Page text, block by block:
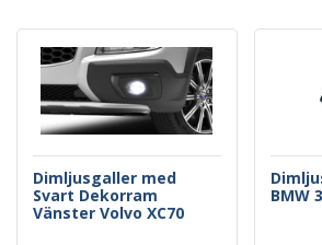
Dimljusgaller med
Svart Dekorram
Vänster Volvo XC70
BMW